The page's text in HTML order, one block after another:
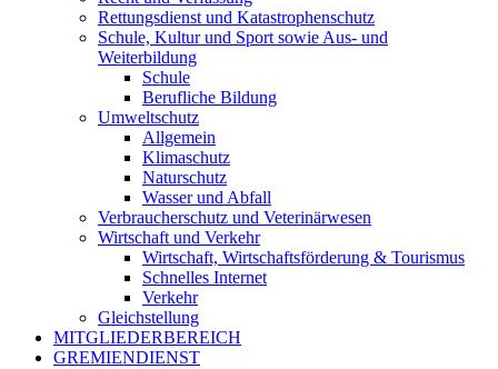
Rettungsdienst und Katastrophenschutz
Schule, Kultur und Sport sowie Aus- und
Weiterbildung
Schule
Berufliche Bildung
Umweltschutz
Allgemein
Klimaschutz
Naturschutz
Wasser und Abfall
Verbraucherschutz und Veterinärwesen
Wirtschaft und Verkehr
Wirtschaft, Wirtschaftsförderung & Tourismus
Schnelles Internet
Verkehr
Gleichstellung
MITGLIEDERBEREICH
GREMIENDIENST